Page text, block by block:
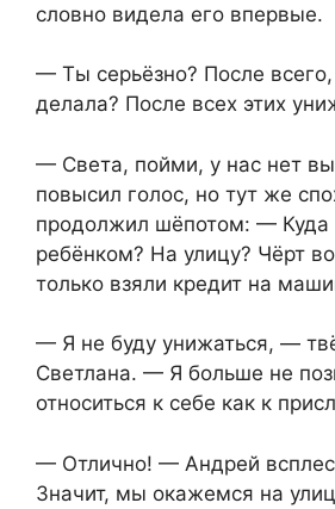
словно видела его впервые.
— Ты серьёзно? После
делала? После всех этих
— Света, пойми, у нас нет
повысил голос, но тут же
продолжил шёпотом: —
ребёнком? На улицу? Чёрт
только взяли кредит на
— Я не буду унижаться, —
Светлана. — Я больше не
относиться к себе как к
— Отлично! — Андрей
Значит, мы окажемся на